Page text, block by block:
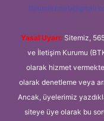
Yasal Uyarı: Sitemiz,
ve İletişim Kurumu
olarak hizmet
olarak denetleme veya
Ancak, üyelerimiz
siteye üye olarak bu